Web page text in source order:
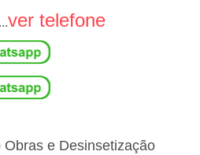
ver telefone
Obras e Desinsetização